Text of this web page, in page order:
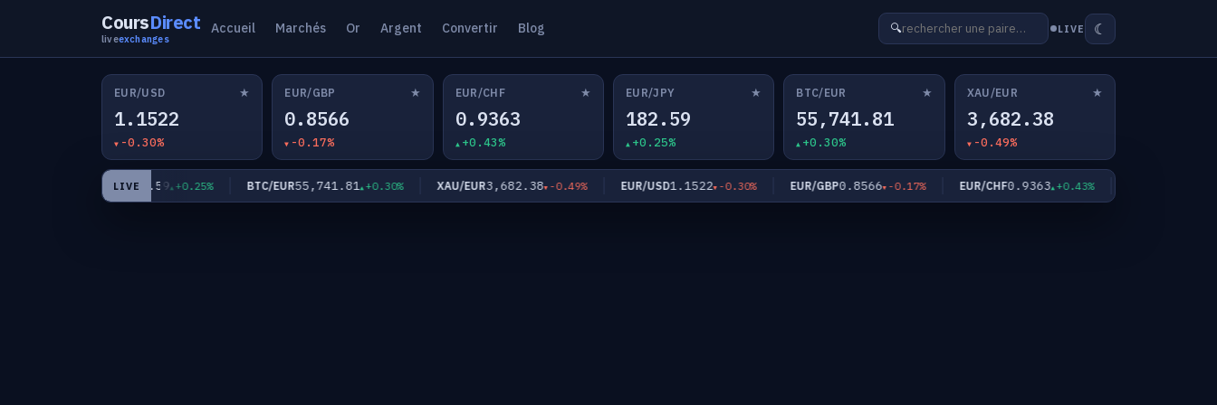
CoursDirect
liveexchanges
Accueil Marchés Or Argent Convertir Blog 🔍 LIVE ☾
EUR/USD ★
1.1522
-0.30%
EUR/GBP ★
0.8566
-0.17%
EUR/CHF ★
0.9363
+0.43%
EUR/JPY ★
182.59
+0.25%
BTC/EUR ★
55,741.81
+0.30%
XAU/EUR ★
3,682.38
-0.49%
LIVE
182.59 +0.25% BTC/EUR55,741.81 +0.30% XAU/EUR3,682.38 -0.49% EUR/USD1.1522 -0.30% EUR/GBP0.8566 -0.17% EUR/CHF0.9363 +0.43%